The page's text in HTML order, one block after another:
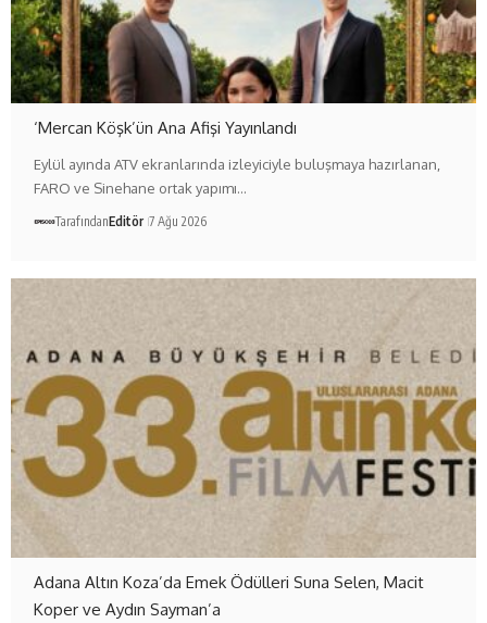
‘Mercan Köşk’ün Ana Afişi Yayınlandı
Eylül ayında ATV ekranlarında izleyiciyle buluşmaya hazırlanan,
FARO ve Sinehane ortak yapımı…
TarafındanEditör 7 Ağu 2026
Adana Altın Koza’da Emek Ödülleri Suna Selen, Macit
Koper ve Aydın Sayman’a